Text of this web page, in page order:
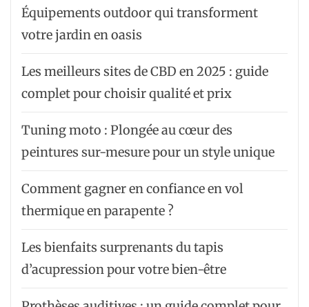
Équipements outdoor qui transforment
votre jardin en oasis
Les meilleurs sites de CBD en 2025 : guide
complet pour choisir qualité et prix
Tuning moto : Plongée au cœur des
peintures sur-mesure pour un style unique
Comment gagner en confiance en vol
thermique en parapente ?
Les bienfaits surprenants du tapis
d’acupression pour votre bien-être